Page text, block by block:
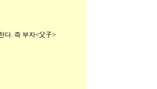
다. 즉 부자<父子>